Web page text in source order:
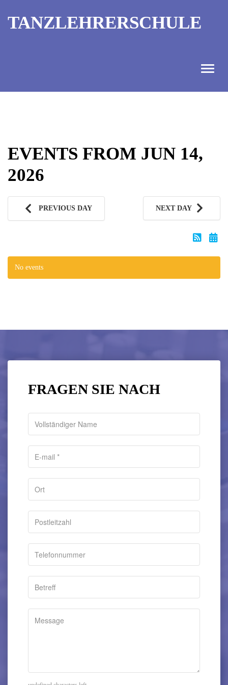
TANZLEHRERSCHULE
AUSBILDUNGTERMINE
KONTAKT
TANZMEISTER
EVENTS FROM JUN 14,
2026
PREVIOUS DAY NEXT DAY
No events
FRAGEN SIE NACH